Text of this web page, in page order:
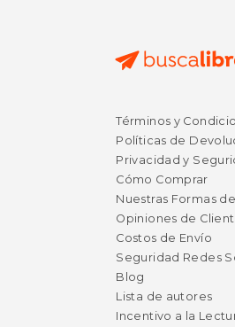
$ 47.64
$ 23.82
Términos y
Políticas de
Privacidad y
Cómo Comprar
Nuestras Formas
Opiniones de
Costos de Envío
Seguridad Redes
Blog
Lista de autores
Incentivo a la